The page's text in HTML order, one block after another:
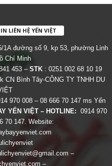
LIÊN HỆ YẾN VIỆT
1A đường số 9, kp 53, phường Linh
Chí Minh
453 – STK: 0251 002 68 10 19
CN Bình Tây-CÔNG TY TNHH DU
970 008 – 08 666 70 147 ms Yến
YẾN VIỆT – HOTLINE: 0914 970
70 147. Website:
–
–